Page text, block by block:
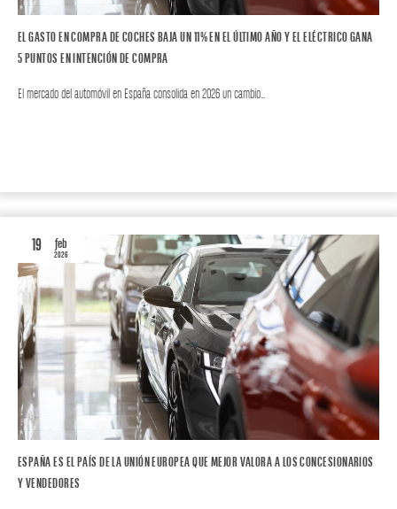
EL GASTO EN COMPRA DE COCHES BAJA UN 11% EN EL ÚLTIMO AÑO Y EL ELÉCTRICO GANA
5 PUNTOS EN INTENCIÓN DE COMPRA
El mercado del automóvil en España consolida en 2026 un cambio…
19 feb
2026
ESPAÑA ES EL PAÍS DE LA UNIÓN EUROPEA QUE MEJOR VALORA A LOS CONCESIONARIOS
Y VENDEDORES